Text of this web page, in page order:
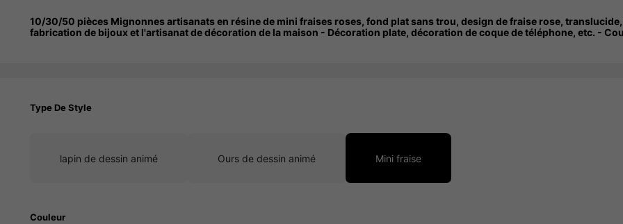
10/30/50 pièces Mignonnes artisanats en résine de mini fraises roses, fond plat sans trou, design de fraise rose,
fabrication de bijoux et l'artisanat de décoration de la maison - Décoration plate, décoration de coque de téléphone, etc. -
Type De Style
lapin de dessin animé Ours de dessin animé Mini fraise
Couleur